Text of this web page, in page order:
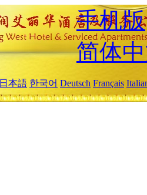
手机版
简体
日本語 한국어 Deutsch Français